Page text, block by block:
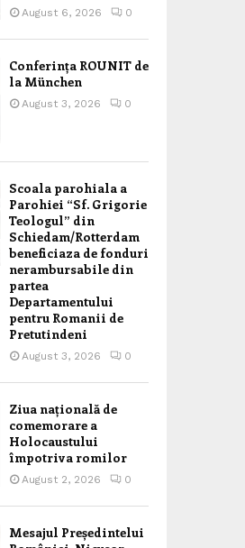
August 6, 2026 0
Conferința ROUNIT de
la München
August 3, 2026 0
Scoala parohiala a
Parohiei “Sf. Grigorie
Teologul” din
Schiedam/Rotterdam
beneficiaza de fonduri
nerambursabile din
partea
Departamentului
pentru Romanii de
Pretutindeni
August 3, 2026 0
Ziua națională de
comemorare a
Holocaustului
împotriva romilor
August 2, 2026 0
Mesajul Președintelui